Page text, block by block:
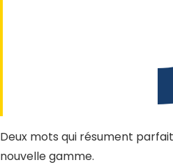
Deux mots qui résument
nouvelle gamme.